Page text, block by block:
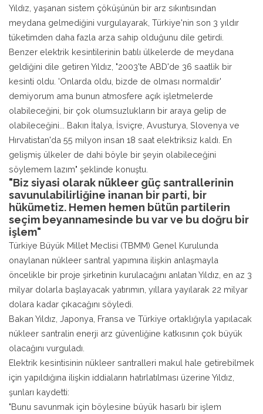
Yıldız, yaşanan sistem çöküşünün bir arz sıkıntısından
meydana gelmediğini vurgulayarak, Türkiye'nin son 3 yıldır
tüketimden daha fazla arza sahip olduğunu dile getirdi.
Benzer elektrik kesintilerinin batılı ülkelerde de meydana
geldiğini dile getiren Yıldız, "2003'te ABD'de 36 saatlik bir
kesinti oldu. 'Onlarda oldu, bizde de olması normaldir'
demiyorum ama bunun atmosfere açık işletmelerde
olabileceğini, bir çok olumsuzlukların bir araya gelip de
olabileceğini... Bakın İtalya, İsviçre, Avusturya, Slovenya ve
Hırvatistan'da 55 milyon insan 18 saat elektriksiz kaldı. En
gelişmiş ülkeler de dahi böyle bir şeyin olabileceğini
söylemem lazım" şeklinde konuştu.
"Biz siyasi olarak nükleer güç santrallerinin
savunulabilirliğine inanan bir parti, bir
hükümetiz. Hemen hemen bütün partilerin
seçim beyannamesinde bu var ve bu doğru bir
işlem"
Türkiye Büyük Millet Meclisi (TBMM) Genel Kurulunda
onaylanan nükleer santral yapımına ilişkin anlaşmayla
öncelikle bir proje şirketinin kurulacağını anlatan Yıldız, en az 3
milyar dolarla başlayacak yatırımın, yıllara yayılarak 22 milyar
dolara kadar çıkacağını söyledi.
Bakan Yıldız, Japonya, Fransa ve Türkiye ortaklığıyla yapılacak
nükleer santralin enerji arz güvenliğine katkısının çok büyük
olacağını vurguladı.
Elektrik kesintisinin nükleer santralleri makul hale getirebilmek
için yapıldığına ilişkin iddiaların hatırlatılması üzerine Yıldız,
şunları kaydetti:
"Bunu savunmak için böylesine büyük hasarlı bir işlem